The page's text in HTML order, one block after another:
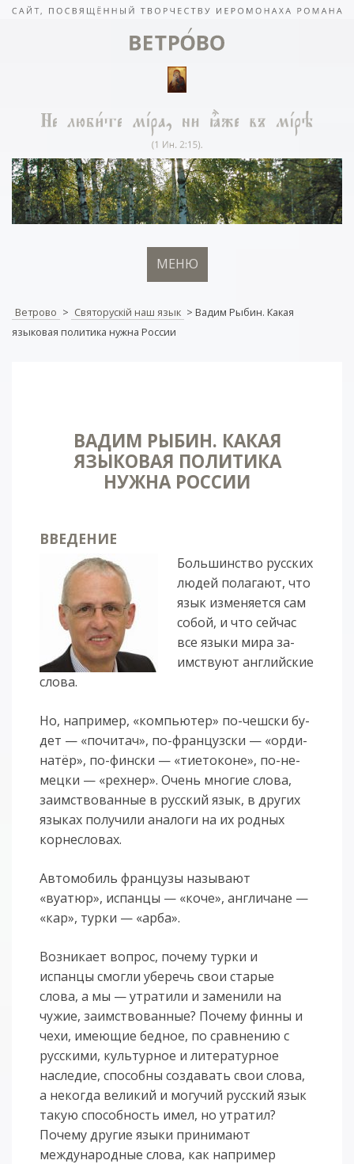
МЕНЮ
Ветрово > Святорускiй наш язык > Вадим Рыбин. Какая
языковая политика нужна России
ВАДИМ РЫБИН. КАКАЯ
ЯЗЫКОВАЯ ПОЛИТИКА
НУЖНА РОССИИ
ВВЕ­ДЕ­НИЕ
Боль­шинст­во рус­ских
лю­дей по­ла­га­ют, что
язык из­ме­ня­ет­ся сам
со­бой, и что сей­час
все язы­ки ми­ра за­
имст­ву­ют анг­лийс­кие
сло­ва.
Но, на­при­мер, «компь­ю­тер» по-чешс­ки бу­
дет — «по­чи­тач», по-фран­цуз­ски — «ор­ди­
на­тёр», по-финс­ки — «ти­е­то­ко­не», по-не­
мец­ки — «рех­нер». Очень многие слова,
заимствованные в русский язык, в других
языках получили аналоги на их родных
корнесловах.
Автомобиль французы называют
«вуатюр», испанцы — «коче», англичане —
«кар», турки — «арба».
Возникает вопрос, почему турки и
испанцы смогли уберечь свои старые
слова, а мы — утратили и заменили на
чужие, заимствованные? Почему финны и
чехи, имеющие бедное, по сравнению с
русскими, культурное и литературное
наследие, способны создавать свои слова,
а некогда великий и могучий русский язык
такую способность имел, но утратил?
Почему другие языки принимают
международные слова, как например